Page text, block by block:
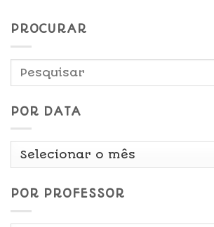
PROCURAR
POR DATA
Por
POR PROFESSOR